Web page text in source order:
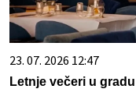
23. 07. 2026 12:47
Letnje večeri u